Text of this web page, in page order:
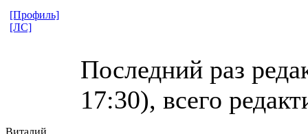
Последний раз
17:30), всего
[Профиль]
[ЛС]
Виталий